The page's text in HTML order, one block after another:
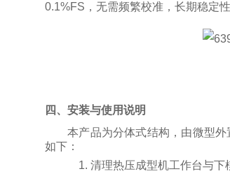
0.1%FS ，无需频繁校准，长期稳定
四、安装与使用说明
本产品为分体式结构，由微型
如下：
1.清理热压成型机工作台与下